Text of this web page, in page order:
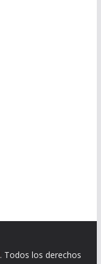
. Todos los derechos